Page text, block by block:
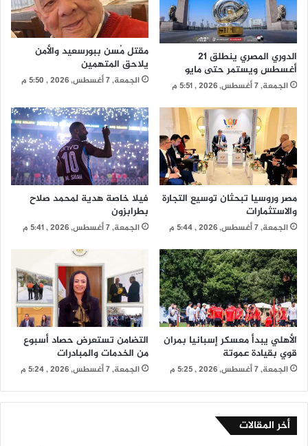
الدوري المصري ينطلق 21
أغسطس ويستمر حتى مايو
الجمعة, 7 أغسطس, 2026 , 5:51 م
مقتل مُسن ببورسعيد والأمن
يلاحق المتهمين
الجمعة, 7 أغسطس, 2026 , 5:50 م
مصر وروسيا تبحثان توسيع التجارة
والاستثمارات
الجمعة, 7 أغسطس, 2026 , 5:44 م
فيلا خاصة هدية لمحمد صلاح
بطرابزون
الجمعة, 7 أغسطس, 2026 , 5:41 م
الأهلي يبدأ معسكر إسبانيا بمران
قوي بقيادة عموتة
الجمعة, 7 أغسطس, 2026 , 5:25 م
التضامن تستعرض حصاد أسبوع
من الخدمات والمبادرات
الجمعة, 7 أغسطس, 2026 , 5:24 م
أخر المقالات